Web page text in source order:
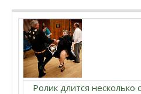
Ролик длится несколько